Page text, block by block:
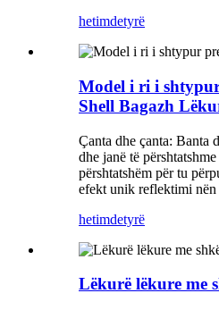
hetimdetyrë
Model i ri i
Shell Bagazh
Çanta dhe çanta: Banta
dhe janë të
përshtatshëm për tu
efekt unik reflektimi nën
hetimdetyrë
Lëkurë lëkure me